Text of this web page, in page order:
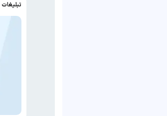
تبلیغات